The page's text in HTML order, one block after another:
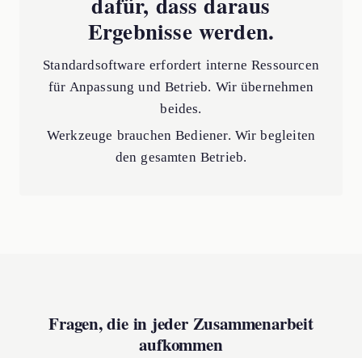
Ergebnisse werden.
Standardsoftware erfordert interne Ressourcen
für Anpassung und Betrieb. Wir übernehmen
beides.
Werkzeuge brauchen Bediener. Wir begleiten
den gesamten Betrieb.
Fragen, die in jeder Zusammenarbeit
aufkommen